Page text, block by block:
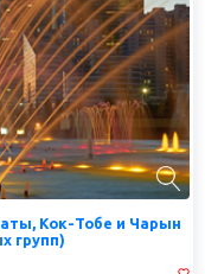
Кок-Тобе и Чарын
групп)